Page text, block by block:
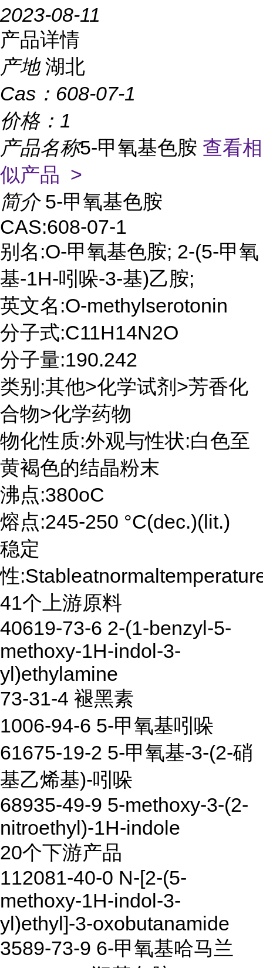
2023-08-11
产品详情
产地 湖北
Cas： 608-07-1
价格： 1
产品名称5-甲氧基色胺 查看相
似产品 >
简介 5-甲氧基色胺
CAS:608-07-1
别名:O-甲氧基色胺; 2-(5-甲氧
基-1H-吲哚-3-基)乙胺;
英文名:O-methylserotonin
分子式:C11H14N2O
分子量:190.242
类别:其他>化学试剂>芳香化
合物>化学药物
物化性质:外观与性状:白色至
黄褐色的结晶粉末
沸点:380oC
熔点:245-250 °C(dec.)(lit.)
稳定
性
41个上游原料
40619-73-6 2-(1-benzyl-5-
methoxy-1H-indol-3-
yl)ethylamine
73-31-4 褪黑素
1006-94-6 5-甲氧基吲哚
61675-19-2 5-甲氧基-3-(2-硝
基乙烯基)-吲哚
68935-49-9 5-methoxy-3-(2-
nitroethyl)-1H-indole
20个下游产品
112081-40-0 N-[2-(5-
methoxy-1H-indol-3-
yl)ethyl]-3-oxobutanamide
3589-73-9 6-甲氧基哈马兰